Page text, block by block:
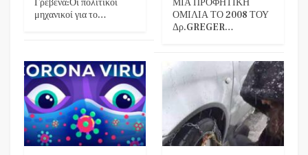
Γρεβενά:Οι πολιτικοί
μηχανικοί για το…
ΜΙΑ ΠΡΟΦΗΤΙΚΗ
ΟΜΙΛΙΑ ΤΟ 2008 ΤΟΥ
Δρ.GREGER…